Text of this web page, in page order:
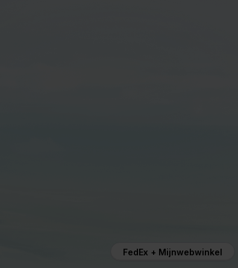
FedEx + Mijnwebwinkel